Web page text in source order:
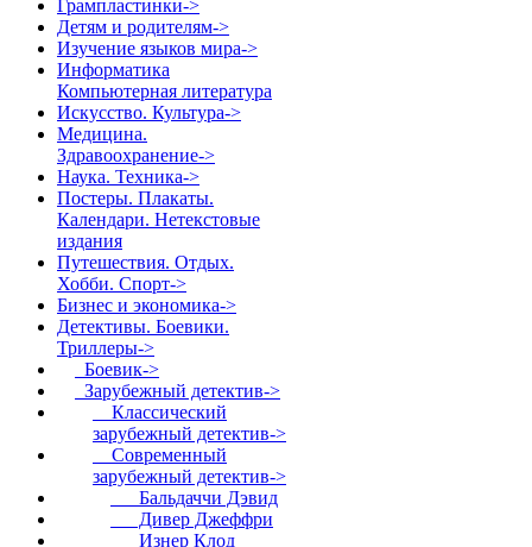
Грампластинки->
Детям и родителям->
Изучение языков мира->
Информатика
Компьютерная литература
Искусство. Культура->
Медицина.
Здравоохранение->
Наука. Техника->
Постеры. Плакаты.
Календари. Нетекстовые
издания
Путешествия. Отдых.
Хобби. Спорт->
Бизнес и экономика->
Детективы. Боевики.
Триллеры->
Боевик->
Зарубежный детектив->
Классический
зарубежный детектив->
Современный
зарубежный детектив->
Бальдаччи Дэвид
Дивер Джеффри
Изнер Клод